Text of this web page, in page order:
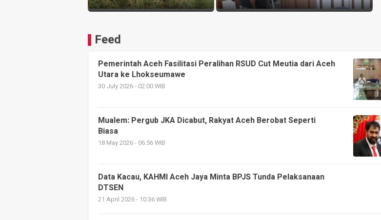
Feed
Pemerintah Aceh Fasilitasi Peralihan RSUD Cut Meutia dari Aceh
Utara ke Lhokseumawe
30 July 2026 - 02:00 WIB
Mualem: Pergub JKA Dicabut, Rakyat Aceh Berobat Seperti
Biasa
18 May 2026 - 06:56 WIB
Data Kacau, KAHMI Aceh Jaya Minta BPJS Tunda Pelaksanaan
DTSEN
21 April 2026 - 10:36 WIB